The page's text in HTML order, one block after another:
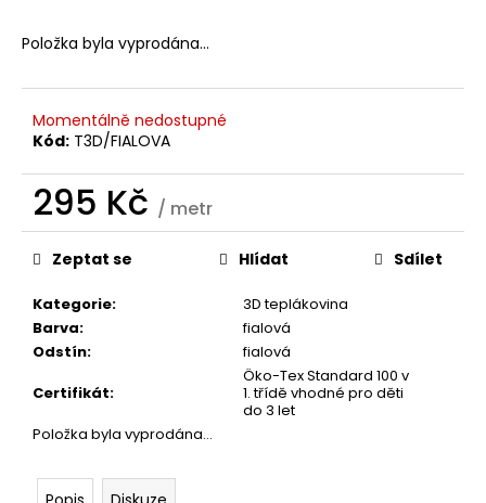
Položka byla vyprodána…
Momentálně nedostupné
Kód: T3D/FIALOVA
295 Kč / metr
Měrná
cena:
Kategorie:
3D teplákovina
Barva:
fialová
Odstín:
fialová
Certifikát:
Öko-Tex Standard 100 v
1. třídě vhodné pro děti
do 3 let
Položka byla vyprodána…
Zeptat se Hlídat Sdílet
D
p
o
u
j
e
e